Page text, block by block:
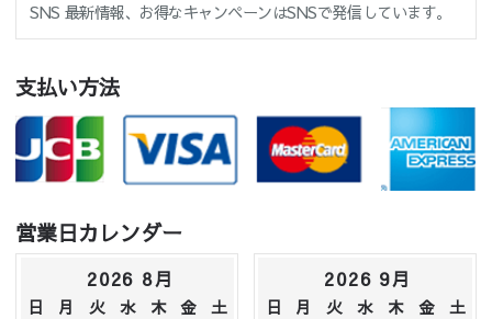
SNS 最新情報、お得なキャンペーンはSNSで発信しています。
支払い方法
営業日カレンダー
2026 8月
日 月 火 水 木 金
土
2026 9月
日 月 火 水 木 金
土